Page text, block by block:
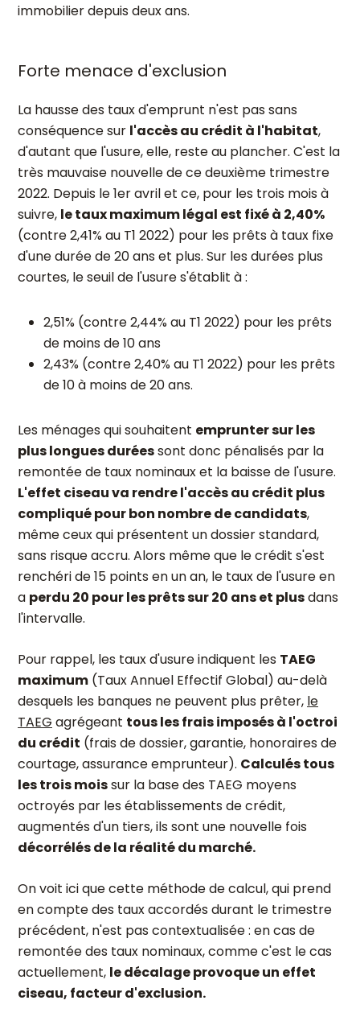
immobilier depuis deux ans.
Forte menace d'exclusion
La hausse des taux d'emprunt n'est pas sans
conséquence sur l'accès au crédit à l'habitat,
d'autant que l'usure, elle, reste au plancher. C'est la
très mauvaise nouvelle de ce deuxième trimestre
2022. Depuis le 1er avril et ce, pour les trois mois à
suivre, le taux maximum légal est fixé à 2,40%
(contre 2,41% au T1 2022) pour les prêts à taux fixe
d'une durée de 20 ans et plus. Sur les durées plus
courtes, le seuil de l'usure s'établit à :
2,51% (contre 2,44% au T1 2022) pour les prêts
de moins de 10 ans
2,43% (contre 2,40% au T1 2022) pour les prêts
de 10 à moins de 20 ans.
Les ménages qui souhaitent emprunter sur les
plus longues duréessont donc pénalisés par la
remontée de taux nominaux et la baisse de l'usure.
L'effet ciseau va rendre l'accès au crédit plus
compliqué pour bon nombre de candidats,
même ceux qui présentent un dossier standard,
sans risque accru. Alors même que le crédit s'est
renchéri de 15 points en un an, le taux de l'usure en
a perdu 20 pour les prêts sur 20 ans et plusdans
l'intervalle.
Pour rappel, les taux d'usure indiquent les TAEG
maximum (Taux Annuel Effectif Global) au-delà
desquels les banques ne peuvent plus prêter, le
TAEG agrégeant tous les frais imposés à l'octroi
du crédit (frais de dossier, garantie, honoraires de
courtage, assurance emprunteur). Calculés tous
les trois moissur la base des TAEG moyens
octroyés par les établissements de crédit,
augmentés d'un tiers, ils sont une nouvelle fois
décorrélés de la réalité du marché.
On voit ici que cette méthode de calcul, qui prend
en compte des taux accordés durant le trimestre
précédent, n'est pas contextualisée : en cas de
remontée des taux nominaux, comme c'est le cas
actuellement, le décalage provoque un effet
ciseau, facteur d'exclusion.